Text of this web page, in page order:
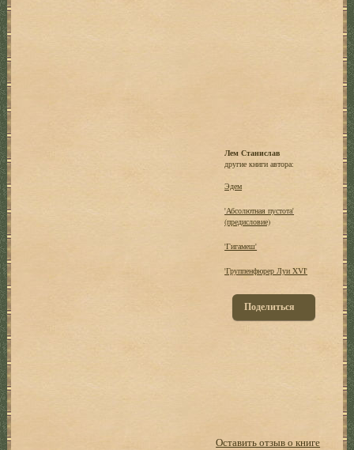
Лем Станислав
другие книги автора:
Эдем
'Абсолютная пустота'
(предисловие)
'Гигамеш'
'Группенфюрер Луи XVI'
Поделиться
Оставить отзыв о книге